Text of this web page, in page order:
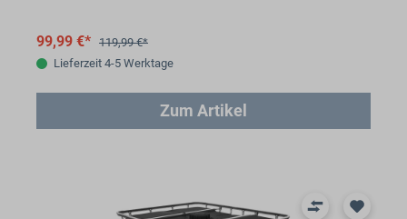
99,99 €* 119,99 €*
Lieferzeit 4-5 Werktage
Zum Artikel